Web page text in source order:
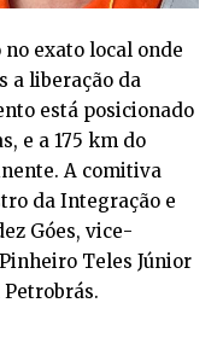
exato local onde
a liberação da
está posicionado
e a 175 km do
A comitiva
da Integração e
Góes, vice-
Teles Júnior